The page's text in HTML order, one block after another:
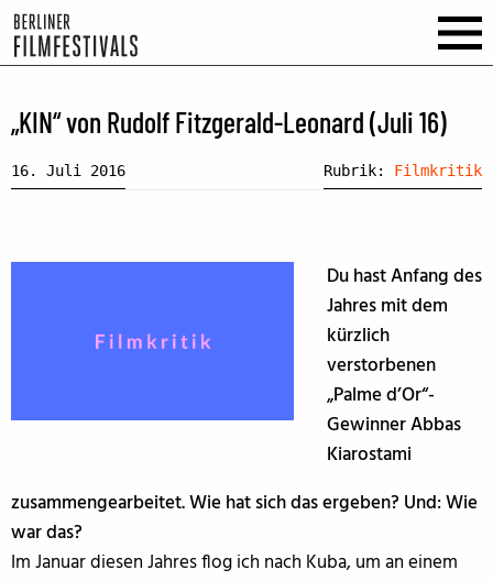
„KIN“ von Rudolf Fitzgerald-Leonard (Juli 16)
16. Juli 2016 Rubrik: Filmkritik
Du hast Anfang des
Jahres mit dem
kürzlich
verstorbenen
„Palme d’Or“-
Gewinner Abbas
Kiarostami
zusammengearbeitet. Wie hat sich das ergeben? Und: Wie
war das?
Im Januar diesen Jahres flog ich nach Kuba, um an einem